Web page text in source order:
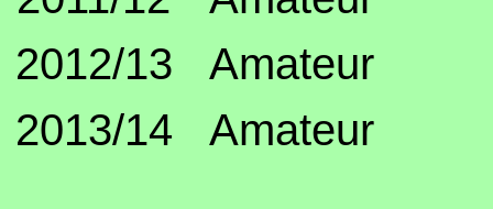
2012/13
Amateur
2013/14
Amateur